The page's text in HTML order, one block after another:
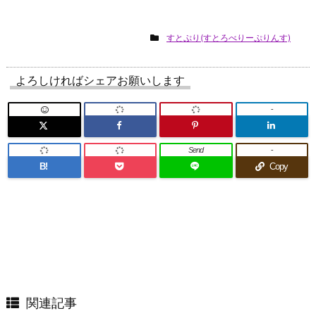
すとぷり(すとろべりーぷりんす)
よろしければシェアお願いします
-
B!
Send
Copy
-
関連記事